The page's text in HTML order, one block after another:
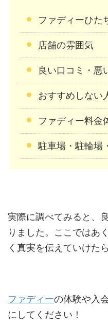
ファディーひた
店舗の雰囲気
良い口コミ・悪
おすすめしない
ファディー料金
駐車場・駐輪場
実際に調べてみると、
りました。ここではあ
く真実を伝えていけた
ファディーの体験や入
にしてください！